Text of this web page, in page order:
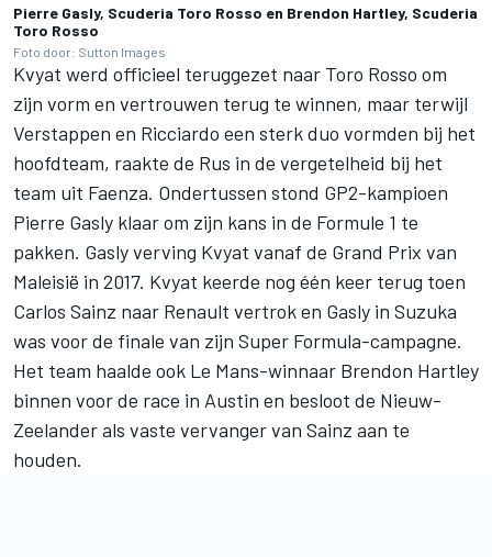
Pierre Gasly, Scuderia Toro Rosso en Brendon Hartley, Scuderia
Toro Rosso
Foto door: Sutton Images
Kvyat werd officieel teruggezet naar Toro Rosso om
zijn vorm en vertrouwen terug te winnen, maar terwijl
Verstappen en Ricciardo een sterk duo vormden bij het
hoofdteam, raakte de Rus in de vergetelheid bij het
team uit Faenza. Ondertussen stond GP2-kampioen
Pierre Gasly klaar om zijn kans in de Formule 1 te
pakken. Gasly verving Kvyat vanaf de Grand Prix van
Maleisië in 2017. Kvyat keerde nog één keer terug toen
Carlos Sainz naar Renault vertrok en Gasly in Suzuka
was voor de finale van zijn Super Formula-campagne.
Het team haalde ook Le Mans-winnaar Brendon Hartley
binnen voor de race in Austin en besloot de Nieuw-
Zeelander als vaste vervanger van Sainz aan te
houden.